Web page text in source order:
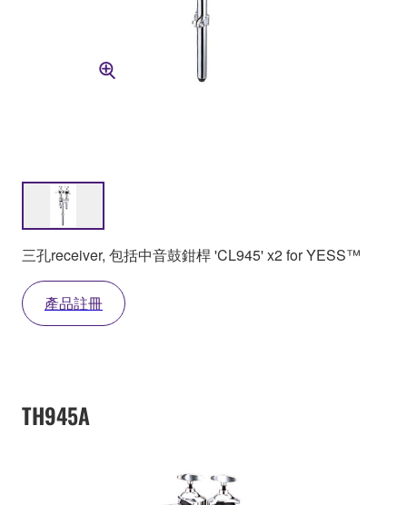
三孔receiver, 包括中音鼓鉗桿 'CL945' x2 for YESS™
產品註冊
TH945A